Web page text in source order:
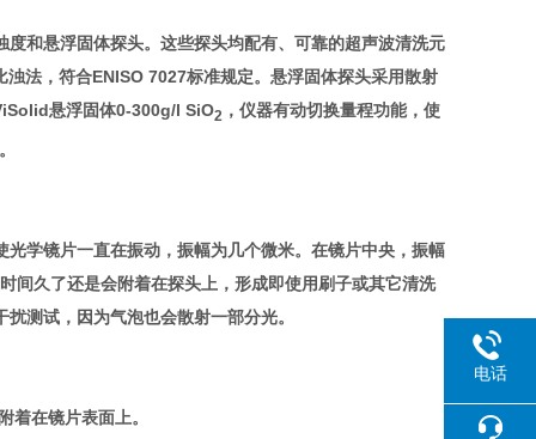
和悬浮固体探头。这些探头均配有、可靠的超声波清洗元
法，符合ENISO 7027标准规定。悬浮固体探头采用散射
悬浮固体0-300g/l SiO2 ，仪器有动切换量程功能，使
学镜片一直在振动，振幅为几个微米。在镜片中央，振幅
间久了还是会附着在探头上，形成即使用刷子或其它清洗
测试，因为气泡也会散射一部分光。
在镜片表面上。
电话